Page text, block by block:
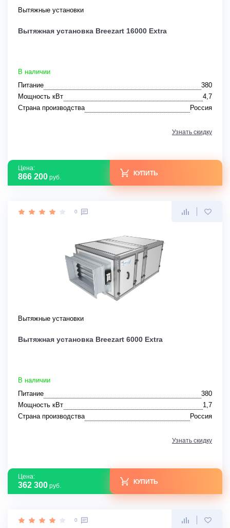
Вытяжные установки
Вытяжная установка Breezart 16000 Extra
В наличии
Питание
380
Мощность кВт
4,7
Страна производства
Россия
Узнать скидку
Цена:
866 200 руб.
КУПИТЬ
0
Вытяжные установки
Вытяжная установка Breezart 6000 Extra
В наличии
Питание
380
Мощность кВт
1,7
Страна производства
Россия
Узнать скидку
Цена:
362 300 руб.
КУПИТЬ
0